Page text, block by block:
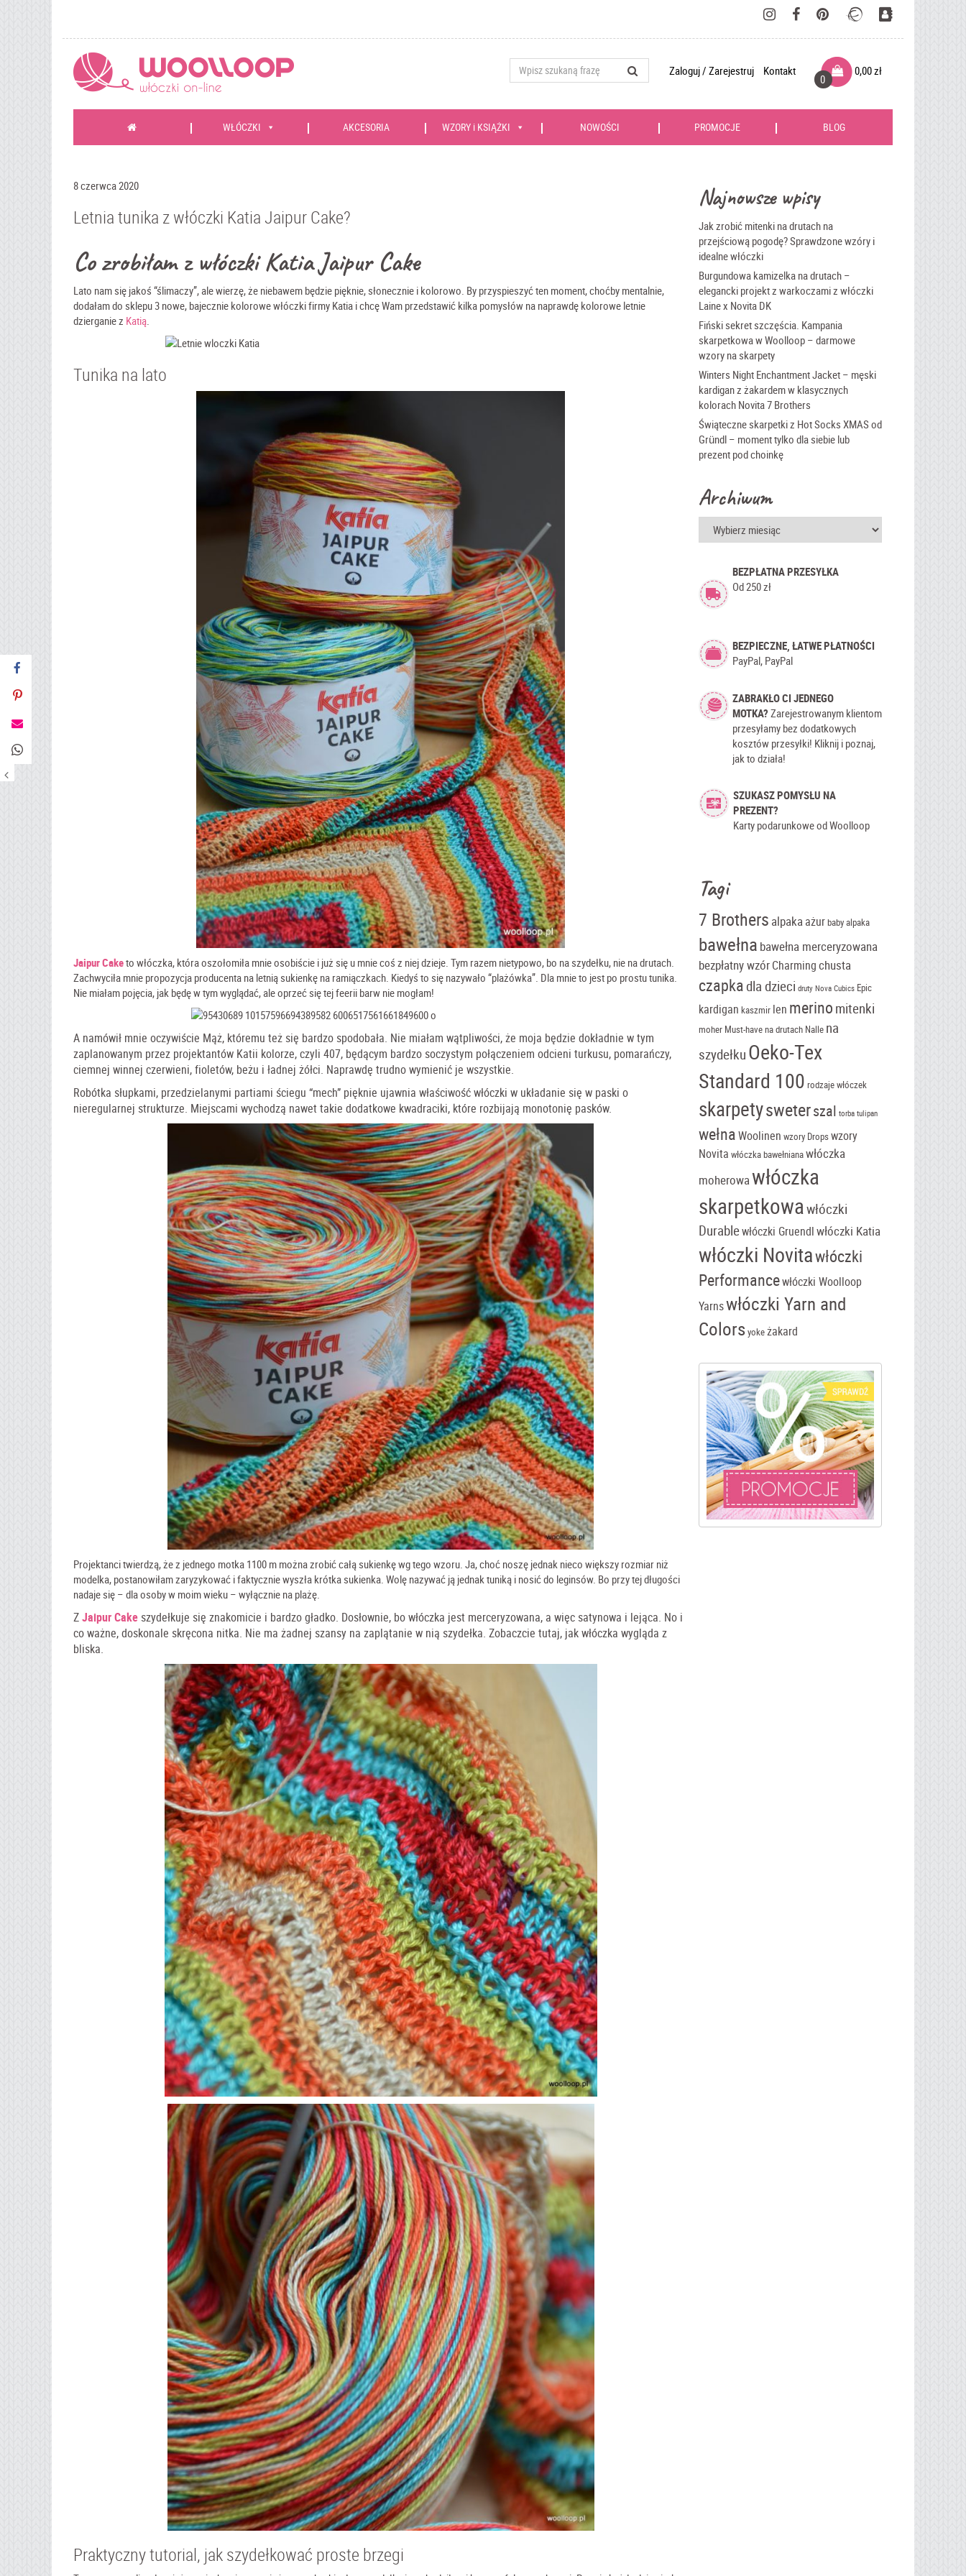
Zaloguj / Zarejestruj Kontakt
0
0,00zł
WŁÓCZKI AKCESORIA WZORY i KSIĄŻKI NOWOŚCI PROMOCJE BLOG
Letnia tunika z włóczki Katia Jaipur Cake?
8 czerwca 2020
Co zrobiłam z włóczki Katia Jaipur Cake
Lato nam się jakoś “ślimaczy”, ale wierzę, że niebawem będzie pięknie, słonecznie i kolorowo. By przyspieszyć ten moment, choćby mentalnie,
dodałam do sklepu 3 nowe, bajecznie kolorowe włóczki firmy Katia i chcę Wam przedstawić kilka pomysłów na naprawdę kolorowe letnie
dzierganie z Katią.
Tunika na lato
Jaipur Caketo włóczka, która oszołomiła mnie osobiście i już się u mnie coś z niej dzieje. Tym razem nietypowo, bo na szydełku, nie na drutach.
Zachwyciła mnie propozycja producenta na letnią sukienkę na ramiączkach. Kiedyś to się nazywało “plażówka”. Dla mnie to jest po prostu tunika.
Nie miałam pojęcia, jak będę w tym wyglądać, ale oprzeć się tej feerii barw nie mogłam!
A namówił mnie oczywiście Mąż, któremu też się bardzo spodobała. Nie miałam wątpliwości, że moja będzie dokładnie w tym
zaplanowanym przez projektantów Katii kolorze, czyli 407, będącym bardzo soczystym połączeniem odcieni turkusu, pomarańczy,
ciemnej winnej czerwieni, fioletów, beżu i ładnej żółci. Naprawdę trudno wymienić je wszystkie.
Robótka słupkami, przedzielanymi partiami ściegu “mech” pięknie ujawnia właściwość włóczki w układanie się w paski o
nieregularnej strukturze. Miejscami wychodzą nawet takie dodatkowe kwadraciki, które rozbijają monotonię pasków.
Projektanci twierdzą, że z jednego motka 1100 m można zrobić całą sukienkę wg tego wzoru. Ja, choć noszę jednak nieco większy rozmiar niż
modelka, postanowiłam zaryzykować i faktycznie wyszła krótka sukienka. Wolę nazywać ją jednak tuniką i nosić do leginsów. Bo przy tej długości
nadaje się – dla osoby w moim wieku – wyłącznie na plażę.
ZJaipur Cake szydełkuje się znakomicie i bardzo gładko. Dosłownie, bo włóczka jest merceryzowana, a więc satynowa i lejąca. No i
co ważne, doskonale skręcona nitka. Nie ma żadnej szansy na zaplątanie w nią szydełka. Zobaczcie tutaj, jak włóczka wygląda z
bliska.
Praktyczny tutorial, jak szydełkować proste brzegi
Najnowsze wpisy
Jak zrobić mitenki na drutach na
przejściową pogodę? Sprawdzone wzóry i
idealne włóczki
Burgundowa kamizelka na drutach –
elegancki projekt z warkoczami z włóczki
Laine x Novita DK
Fiński sekret szczęścia. Kampania
skarpetkowa w Woolloop – darmowe
wzory na skarpety
Winters Night Enchantment Jacket – męski
kardigan z żakardem w klasycznych
kolorach Novita 7 Brothers
Świąteczne skarpetki z Hot Socks XMAS od
Gründl – moment tylko dla siebie lub
prezent pod choinkę
Archiwum
Archiwum
BEZPŁATNA PRZESYŁKA
Od 250 zł
BEZPIECZNE, ŁATWE PŁATNOŚCI
PayPal, PayPal
ZABRAKŁO CI JEDNEGO
MOTKA? Zarejestrowanym klientom
przesyłamy bez dodatkowych
kosztów przesyłki! Kliknij i poznaj,
jak to działa!
SZUKASZ POMYSŁU NA
PREZENT?
Karty podarunkowe od Woolloop
Tagi
7 Brothers alpakaażurbaby alpaka
bawełna bawełna merceryzowana
bezpłatny wzórCharmingchusta
czapka dla dzieci druty Nova Cubics Epic
kardigan kaszmir len merino mitenki
moher Must-havena drutach Nalle na
szydełku Oeko-Tex
Standard 100 rodzaje włóczek
skarpetysweterszal torba tulipan
wełnaWoolinen wzory Dropswzory
Novita włóczka bawełnianawłóczka
moherowawłóczka
skarpetkowawłóczki
Durablewłóczki Gruendlwłóczki Katia
włóczki Novitawłóczki
Performancewłóczki Woolloop
Yarnswłóczki Yarn and
Colorsyokeżakard